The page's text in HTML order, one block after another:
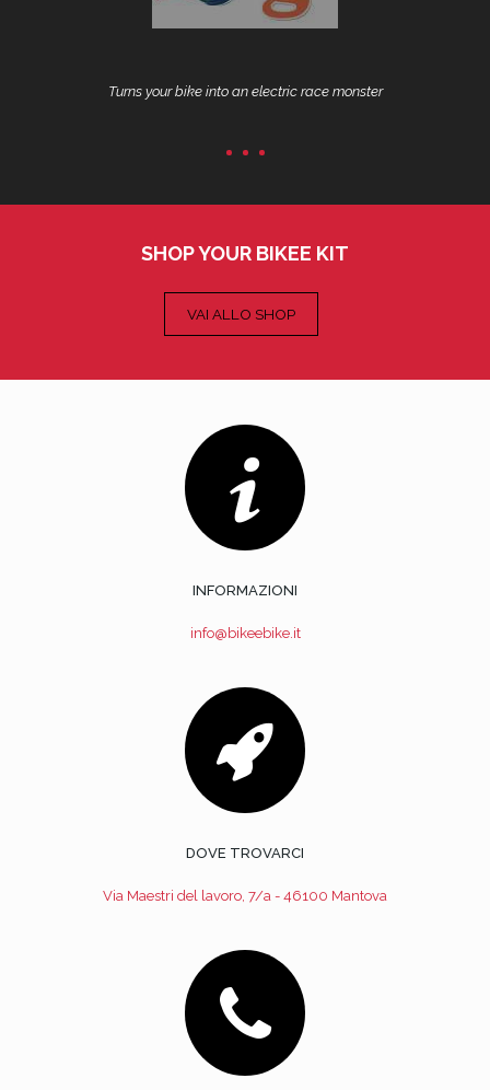
Turns your bike into an electric race monster
SHOP YOUR BIKEE KIT
INFORMAZIONI
info@bikeebike.it
DOVE TROVARCI
Via Maestri del lavoro, 7/a - 46100 Mantova